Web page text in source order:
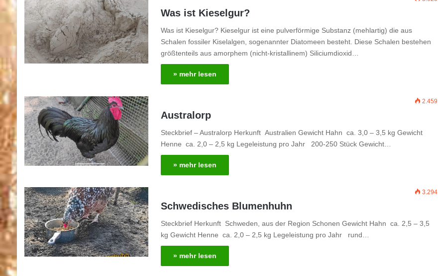
Was ist Kieselgur?
Was ist Kieselgur? Kieselgur ist eine pulverförmige Substanz (mehlartig) die aus
Schalen fossiler Kiselalgen, sogenannter Diatomeen besteht. Diese Schalen bestehen
größtenteils aus amorphem (nicht-kristallinem) Siliciumdioxid…
» mehr lesen
2.459
Australorp
Steckbrief – Australorp Herkunft Australien Gewicht Hahn ca. 3,0 – 3,5 kg Gewicht
Henne ca. 2,0 – 2,5 kg Legeleistung pro Jahr 200-250 Stück Gewicht…
» mehr lesen
3.294
Schwedisches Blumenhuhn
Steckbrief Herkunft Schweden, aus der Region Schonen Gewicht Hahn ca. 2,5 – 3,5
kg Gewicht Henne ca. 2,0 – 2,5 kg Legeleistung pro Jahr rund…
» mehr lesen